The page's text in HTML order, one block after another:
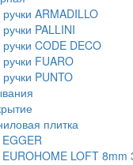
ARMADILLO
PALLINI
CODE DECO
FUARO
PUNTO
плитка
LOFT 8mm